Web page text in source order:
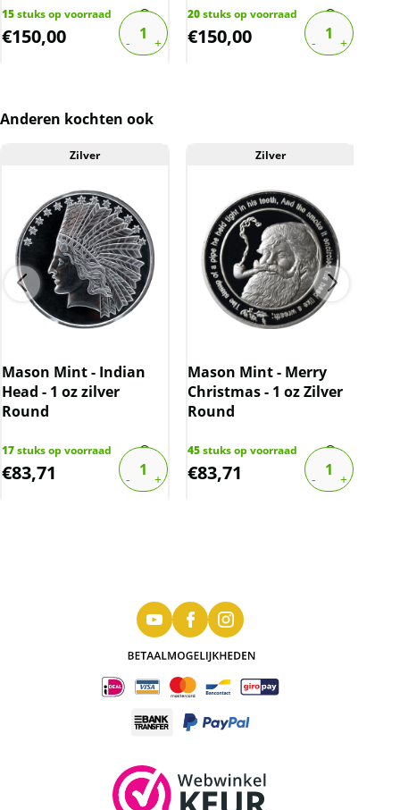
De btw mag hierdoor door ons niet op de
factuur vermeld worden. De prijs op de
15stuks op voorraad
€150,00
20stuks op voorraad
€150,00
Anderen kochten ook
Zilver
Mason Mint - Indian
Head - 1 oz zilver
Round
17stuks op voorraad
€83,71
Zilver
Mason Mint - Merry
Christmas - 1 oz Zilver
Round
45stuks op voorraad
€83,71